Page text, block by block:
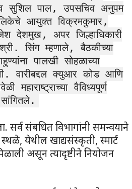
सुशिल पाल, उपसचिव अनुपम
आयुक्त विक्रमकुमार,
देशमुख, अपर जिल्हाधिकारी
सिंग म्हणाले, बैठकीच्या
पालखी सोहळाच्या
वारीबद्दल क्युआर कोड आणि
महाराष्ट्राच्या वैविध्यपूर्ण
सर्व संबधित विभागांनी समन्वयाने
येथील खाद्यसंस्कृती, स्मार्ट
असून त्यादृष्टीने नियोजन